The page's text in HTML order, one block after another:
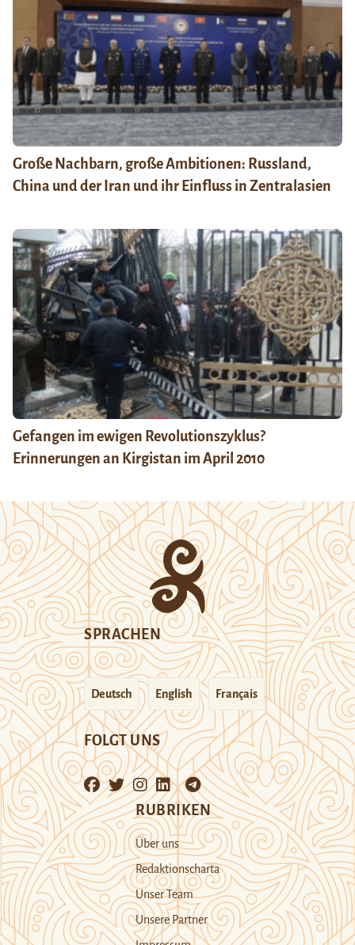
Große Nachbarn, große Ambitionen: Russland,
China und der Iran und ihr Einfluss in Zentralasien
Gefangen im ewigen Revolutionszyklus?
Erinnerungen an Kirgistan im April 2010
SPRACHEN
Deutsch English Français
FOLGT UNS
RUBRIKEN
Über uns
Redaktionscharta
Unser Team
Unsere Partner